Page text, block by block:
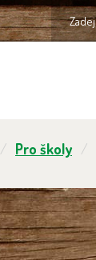
Pro školy